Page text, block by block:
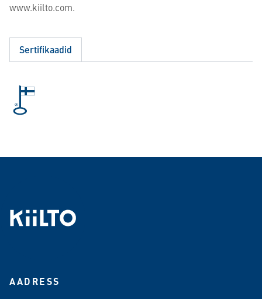
www.kiilto.com.
Sertifikaadid
AADRESS